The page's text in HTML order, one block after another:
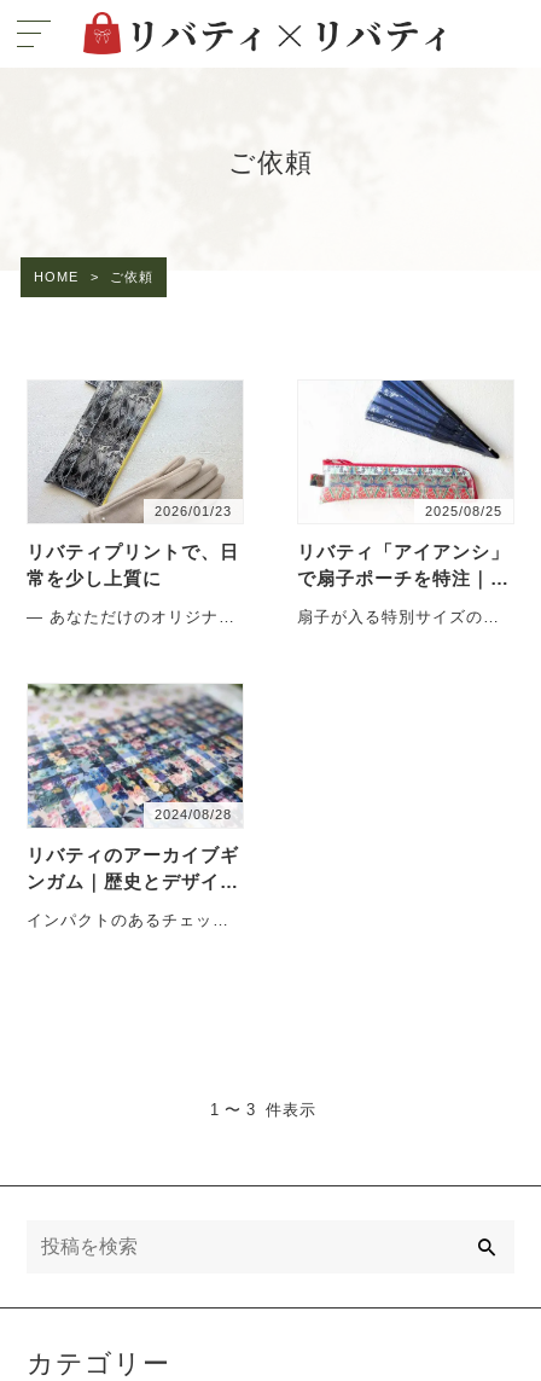
ご依頼
HOME > ご依頼
2026/01/23
リバティプリントで、日
常を少し上質に
― あなただけのオリジナル
から生まれた、・・・
2025/08/25
リバティ「アイアンシ」
で扇子ポーチを特注｜暮
らしを彩るクリアポーチ
扇子が入る特別サイズのア
2024/08/28
リバティのアーカイブギ
ンガム｜歴史とデザイン
インパクトのあるチェック
1 〜 3 件表示
カテゴリー